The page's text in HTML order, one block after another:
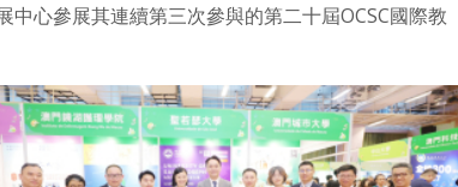
心參展其連續第三次參與的第二十屆OCSC國際教